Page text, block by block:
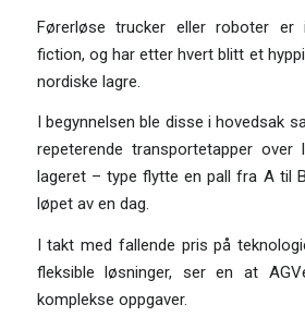
Førerløse trucker eller roboter er
fiction, og har etter hvert blitt et
nordiske lagre.
I begynnelsen ble disse i hovedsak
repeterende transportetapper over
lageret – type flytte en pall fra A til
løpet av en dag.
I takt med fallende pris på
fleksible løsninger, ser en at
komplekse oppgaver.